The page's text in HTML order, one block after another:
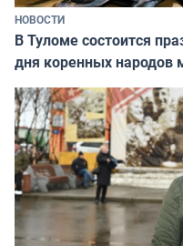
НОВОСТИ
В Туломе состоится
дня коренных народов